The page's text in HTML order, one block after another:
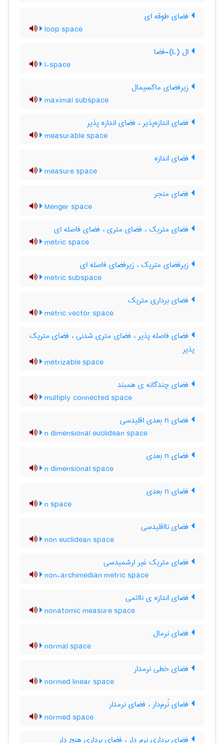
فضای طوقه ای
loop space
ال (L)-فضا
l-space
زیرفضای ماکسیمال
maximal subspace
فضای اندازه‌پذیر ، فضای اندازه پذیر
measurable space
فضای اندازه
measure space
فضای منجر
Menger space
فضای متریک ، فضای متری ، فضای فاصله ای
metric space
زیرفضای متریک ، زیرفضای فاصله ای
metric subspace
فضای برداری متریک
metric vector space
فضای فاصله پذیر ، فضای متری شدنی ، فضای متریک
پذیر
metrizable space
فضای چندگانه ی همبند
multiply connected space
فضای n بعدی اقلیدسی
n dimensional euclidean space
فضای n بعدی
n dimensional space
فضای n بعدی
n space
فضای نااقلیدسی
non euclidean space
فضای متریک غیر ارشمیدسی
non-archimedian metric space
فضای اندازه ی نااتمی
nonatomic measure space
فضای نرمال
normal space
فضای خطی نرمدار
normed linear space
فضای نُرم‌دار ، فضای نرمدار
normed space
فضای برداری نرم دار ، فضای برداری هنج دار